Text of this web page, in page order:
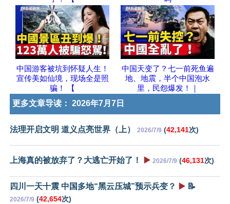
中国游客被坑到怀疑人生！
宣传美如仙境，现场全是照
骗！ 【
中国天变了？七一前死鱼遍
地、地震，半个中国泡水
里，民怨爆发！｜
更多文章导读： 2026年7月7日
法理开启文明 道义点亮世界（上） 2026/7/9 (42,141次)
上海真的被放弃了？大逃亡开始了！ ▶️ 2026/7/9 (46,131次)
四川一天十震 中国多地“黑云压城”预示兵变？ ▶️ 📝
2026/7/9 (42,654次)